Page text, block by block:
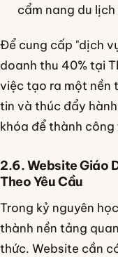
cẩm nang du
Để cung cấp "dịch
doanh thu 40% tại
việc tạo ra một nền
tin và thúc đẩy
khóa để thành
2.6. Website Giáo
Theo Yêu Cầu
Trong kỷ nguyên
thành nền tảng
thức. Website cần